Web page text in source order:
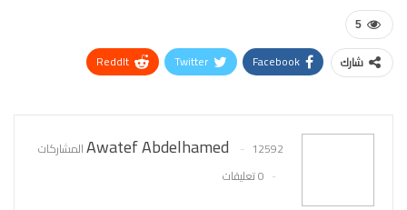
5
شارك Facebook
Twitter
ReddIt
Awatef Abdelhamed
12592 المشاركات
0 تعليقات